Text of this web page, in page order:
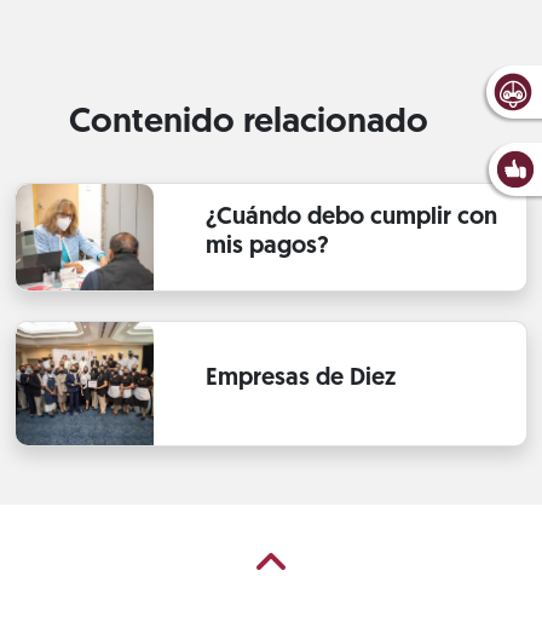
Contenido relacionado
¿Cuándo debo cumplir con
mis pagos?
Empresas de Diez